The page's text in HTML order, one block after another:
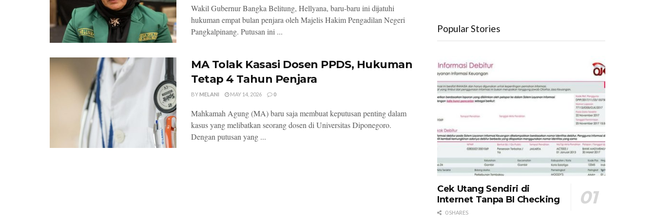
Wakil Gubernur Bangka Belitung, Hellyana, baru-baru ini dijatuhi
hukuman empat bulan penjara oleh Majelis Hakim Pengadilan Negeri
Pangkalpinang. Putusan ini ...
MA Tolak Kasasi Dosen PPDS, Hukuman
Tetap 4 Tahun Penjara
BYMELANI MAY 14, 2026 0
Mahkamah Agung (MA) baru saja membuat keputusan penting dalam
kasus yang melibatkan seorang dosen di Universitas Diponegoro.
Dengan putusan yang ...
Popular Stories
Cek Utang Sendiri di
Internet Tanpa BI Checking
0 SHARES